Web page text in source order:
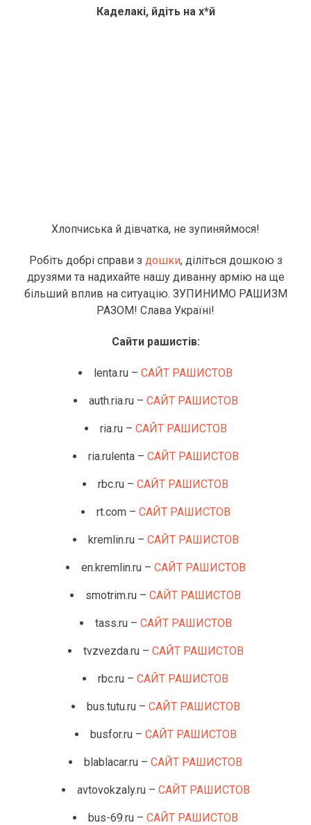
Каделакі, йдіть на х*й
Хлопчиська й дівчатка, не зупиняймося!
Робіть добрі справи з дошки, діліться дошкою з
друзями та надихайте нашу диванну армію на ще
більший вплив на ситуацію. ЗУПИНИМО РАШИЗМ
РАЗОМ! Слава Україні!
Сайти рашистів:
lenta.ru – САЙТ РАШИСТОВ
auth.ria.ru – САЙТ РАШИСТОВ
ria.ru – САЙТ РАШИСТОВ
ria.rulenta – САЙТ РАШИСТОВ
rbc.ru – САЙТ РАШИСТОВ
rt.com – САЙТ РАШИСТОВ
kremlin.ru – САЙТ РАШИСТОВ
en.kremlin.ru – САЙТ РАШИСТОВ
smotrim.ru – САЙТ РАШИСТОВ
tass.ru – САЙТ РАШИСТОВ
tvzvezda.ru – САЙТ РАШИСТОВ
rbc.ru – САЙТ РАШИСТОВ
bus.tutu.ru – САЙТ РАШИСТОВ
busfor.ru – САЙТ РАШИСТОВ
blablacar.ru – САЙТ РАШИСТОВ
avtovokzaly.ru – САЙТ РАШИСТОВ
bus-69.ru – САЙТ РАШИСТОВ